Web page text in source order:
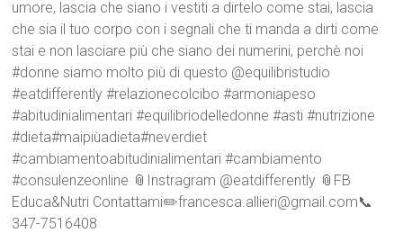
umore, lascia che siano i vestiti a dirtelo come stai, lascia
che sia il tuo corpo con i segnali che ti manda a dirti come
stai e non lasciare più che siano dei numerini, perchè noi
#donne siamo molto più di questo @equilibristudio
#eatdifferently #relazionecolcibo #armoniapeso
#abitudinialimentari #equilibriodelledonne #asti #nutrizione
#dieta#maipiùadieta#neverdiet
#cambiamentoabitudinialimentari #cambiamento
#consulenzeonline 📎Instragram @eatdifferently 📎FB
Educa&Nutri Contattami✏️francesca.allieri@gmail.com📞
347-7516408